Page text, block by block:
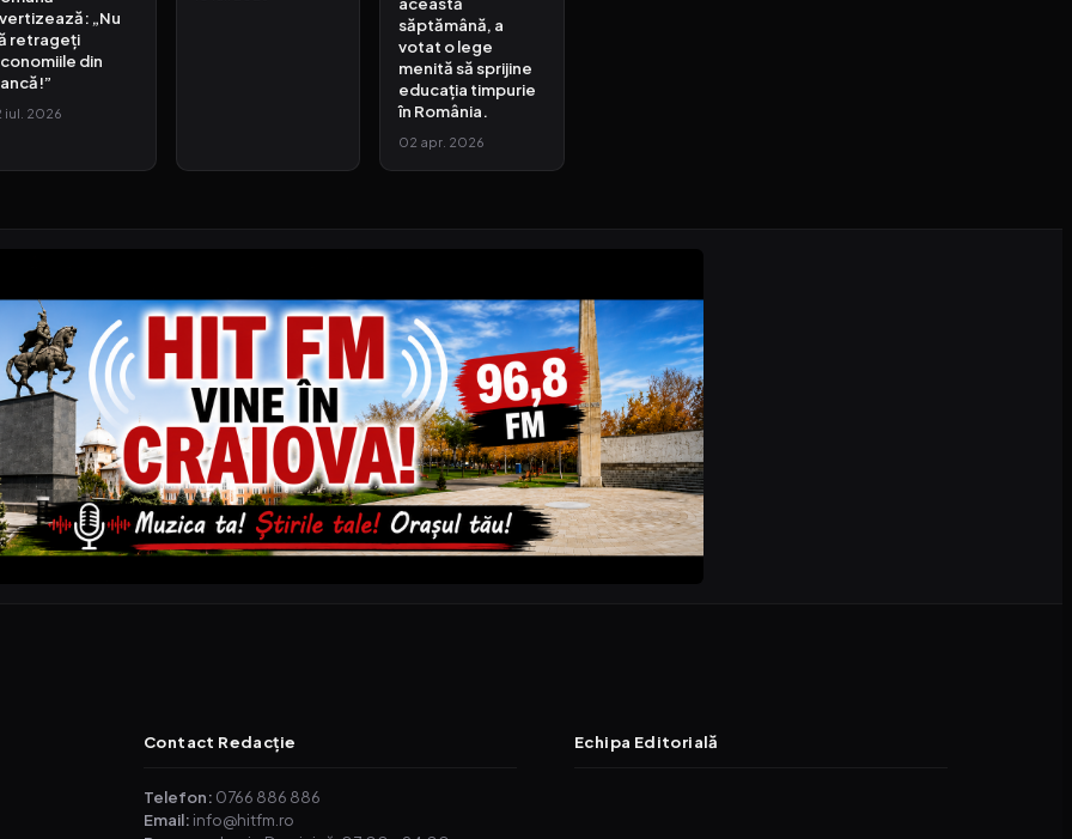
„Nu
retrageți
din
iul. 2026
săptămână, a
votat o lege
menită să sprijine
educația timpurie
în România.
02 apr. 2026
Contact Redacție
Telefon: 0766 886 886
Email: info@hitfm.ro
Echipa Editorială